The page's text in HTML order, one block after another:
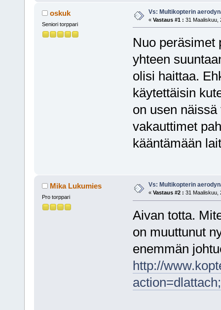
oskuk
Seniori torppari
Vs: Multikopterin
« Vastaus #1 : 31 Maaliskuu,
Nuo peräsimet
yhteen
olisi haittaa.
käytettäisin
on usen
vakauttimet
kääntämään
Mika Lukumies
Pro torppari
Vs: Multikopterin
« Vastaus #2 : 31 Maaliskuu,
Aivan totta.
on muuttunut
enemmän
http://